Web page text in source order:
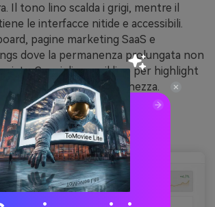
Il tono lino scalda i grigi, mentre il
le interfacce nitide e accessibili.
pagine marketing SaaS e
dove la permanenza prolungata non
vista. Consiglio: usa il lino per highlight
per pannelli a tutta larghezza.
“minimal latte d’avena”
media.io